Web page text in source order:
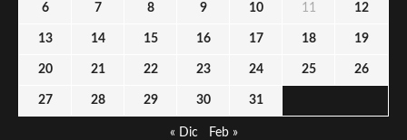
6 7 8 9 10 11 12
13 14 15 16 17 18 19
20 21 22 23 24 25 26
27 28 29 30 31
« Dic Feb »